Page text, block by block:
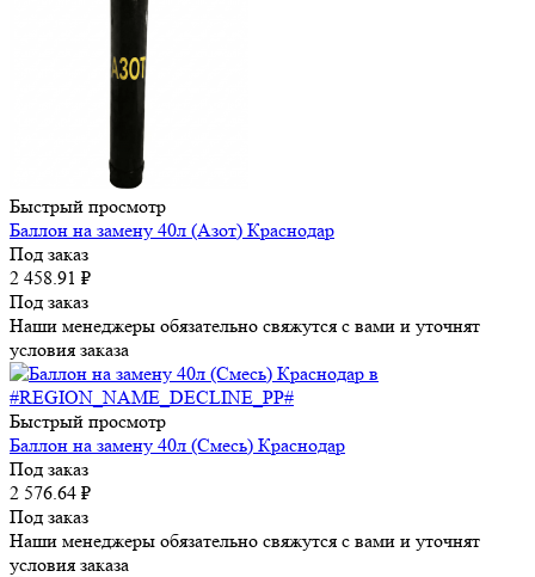
Быстрый просмотр
Баллон на замену 40л (Азот) Краснодар
Под заказ
2 458.91 ₽
Под заказ
Наши менеджеры обязательно свяжутся с вами и уточнят
условия заказа
Быстрый просмотр
Баллон на замену 40л (Смесь) Краснодар
Под заказ
2 576.64 ₽
Под заказ
Наши менеджеры обязательно свяжутся с вами и уточнят
условия заказа